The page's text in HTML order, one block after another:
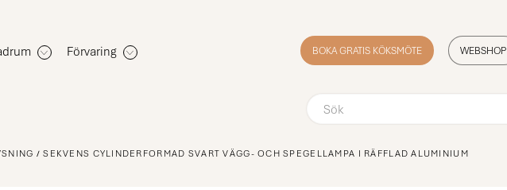
Förvaring BOKA GRATIS KÖKSMÖTE WEBSHOP
SEKVENS CYLINDERFORMAD SVART VÄGG- OCH SPEGELLAMPA I RÄFFLAD ALUMINIUM